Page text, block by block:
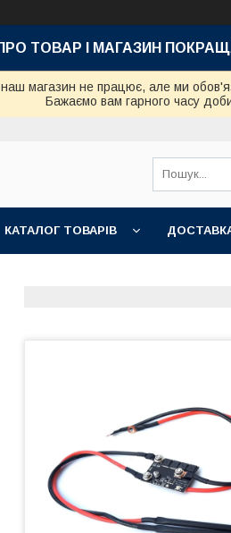
ТОВАР І МАГАЗИН
магазин не працює, але ми
Бажаємо вам гарного часу
КАТАЛОГ ТОВАРІВ